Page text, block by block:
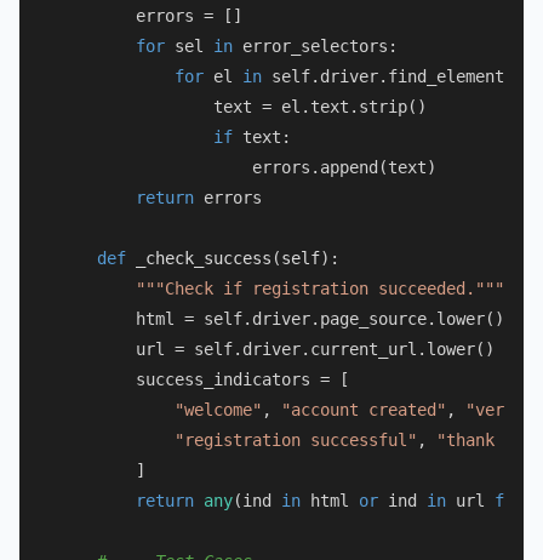
        errors = []
for sel in error_selectors:
for el in
                text = el.text.strip()
if text:
                    errors.append(text)
return errors
def _check_success (self):
"""Check if registration succeeded."""
        html = self.driver.page_source.lower()
        url = self.driver.current_url.lower()
        success_indicators = [
"welcome" , "account created" ,
"verify
"registration successful" ,
"thank
        ]
return any(ind in html or ind in url for